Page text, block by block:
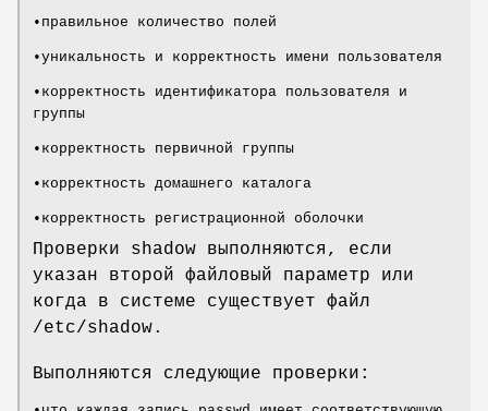
•правильное количество полей
•уникальность и корректность имени пользователя
•корректность идентификатора пользователя и
группы
•корректность первичной группы
•корректность домашнего каталога
•корректность регистрационной оболочки
Проверки shadow выполняются, если
указан второй файловый параметр или
когда в системе существует файл
/etc/shadow.
Выполняются следующие проверки: